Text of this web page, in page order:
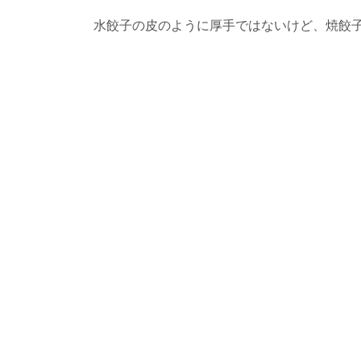
水餃子の皮のように厚手ではないけど、焼餃